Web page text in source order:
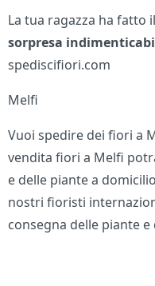
La tua ragazza ha fatto
sorpresa
spediscifiori.com
Melfi
Vuoi spedire dei fiori a
vendita fiori a Melfi
e delle piante a
nostri fioristi
consegna delle piante